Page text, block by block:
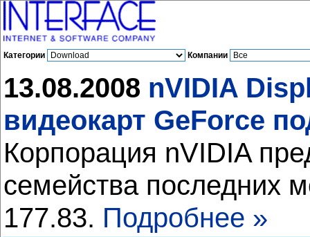
Категории Компании
13.08.2008 nVIDIA
видеокарт GeForce
Корпорация nVIDIA
семейства последних
177.83. Подробнее »